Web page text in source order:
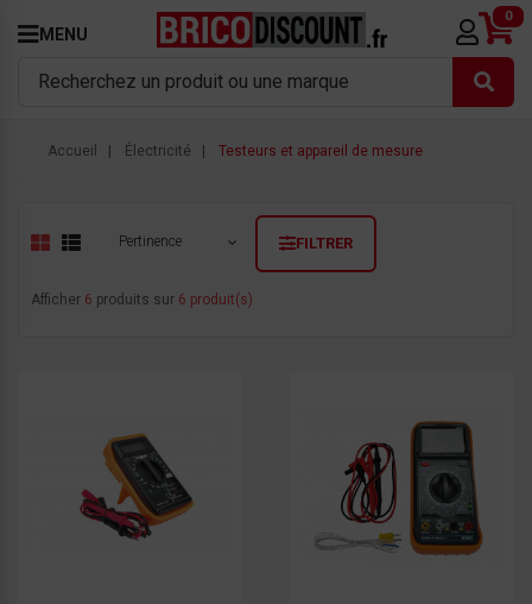
MENU
0
Accueil Électricité Testeurs et appareil de mesure
Pertinence FILTRER
Afficher 6 produits sur 6 produit(s)